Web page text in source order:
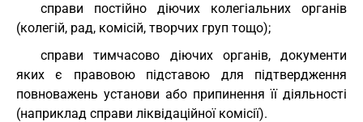
справи постійно діючих колегіальних органів
(колегій, рад, комісій, творчих груп тощо);
справи тимчасово діючих органів, документи
яких є правовою підставою для підтвердження
повноважень установи або припинення її діяльності
(наприклад справи ліквідаційної комісії).